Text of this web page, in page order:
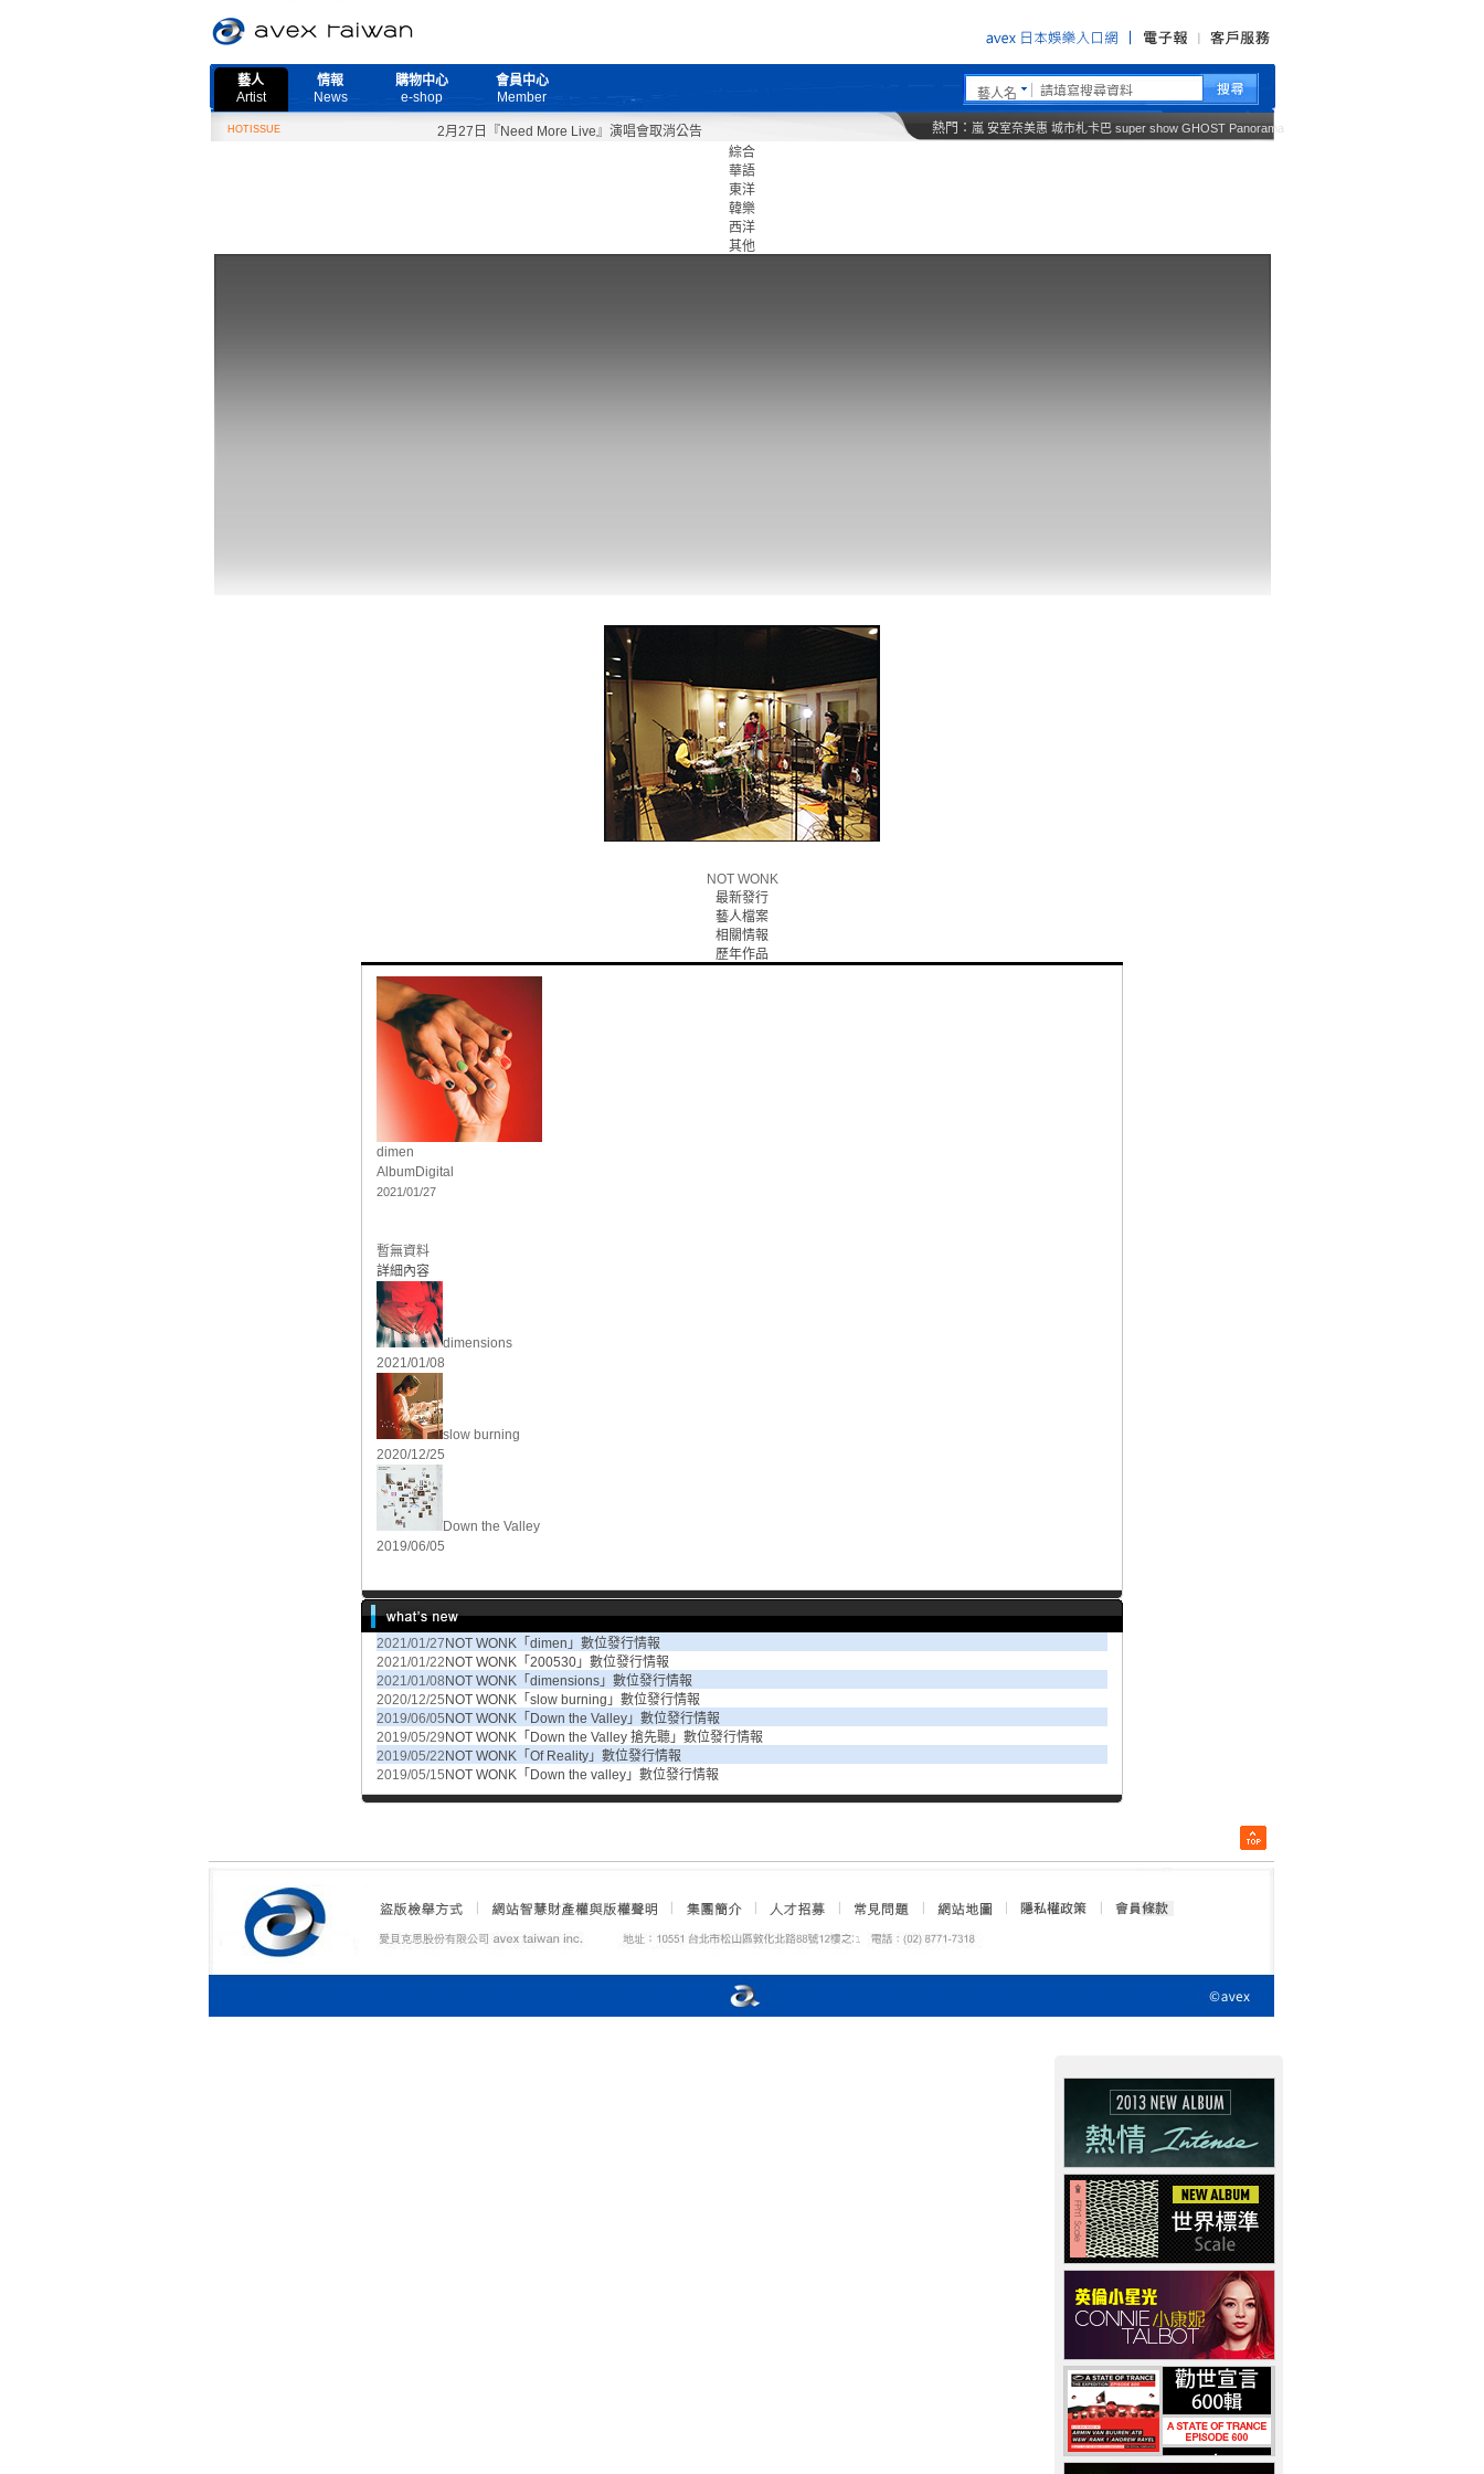
藝人
Artist
情報
News
購物中心
e-shop
會員中心
Member
藝人名
HOTISSUE 2月27日『Need More Live』演唱會取消公告 熱門： 嵐 安室奈美惠 城市札卡巴 super show GHOST Panorama
綜合
華語
東洋
韓樂
西洋
其他
NOT WONK
最新發行
藝人檔案
相關情報
歷年作品
dimen
AlbumDigital
2021/01/27
暫無資料
詳細內容
dimensions
2021/01/08
slow burning
2020/12/25
Down the Valley
2019/06/05
2021/01/27 NOT WONK「dimen」數位發行情報
2021/01/22 NOT WONK「200530」數位發行情報
2021/01/08 NOT WONK「dimensions」數位發行情報
2020/12/25 NOT WONK「slow burning」數位發行情報
2019/06/05 NOT WONK「Down the Valley」數位發行情報
2019/05/29 NOT WONK「Down the Valley 搶先聽」數位發行情報
2019/05/22 NOT WONK「Of Reality」數位發行情報
2019/05/15 NOT WONK「Down the valley」數位發行情報